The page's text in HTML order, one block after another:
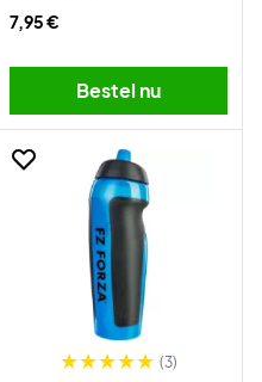
7,95 €
Bestel nu
(3)